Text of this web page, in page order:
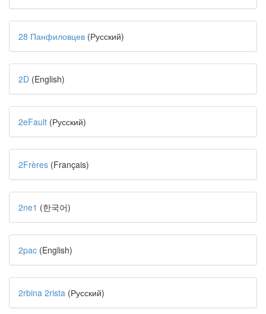
28 Панфиловцев (Русский)
2D (English)
2eFault (Русский)
2Frères (Français)
2ne1 (한국어)
2pac (English)
2rbina 2rista (Русский)